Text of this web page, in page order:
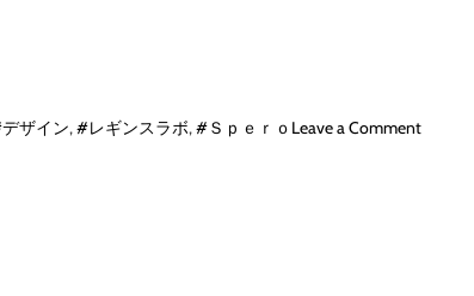
ザイン,#レギンスラボ,#Ｓｐｅｒｏ Leave a Commento